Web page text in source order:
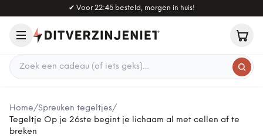
Naar hoofdinhoud
✔ Voor 22:45 besteld, morgen in huis!
Zoek een cadeau
Home/Spreuken tegeltjes/
Tegeltje Op je 26ste begint je lichaam al met cellen af te
breken